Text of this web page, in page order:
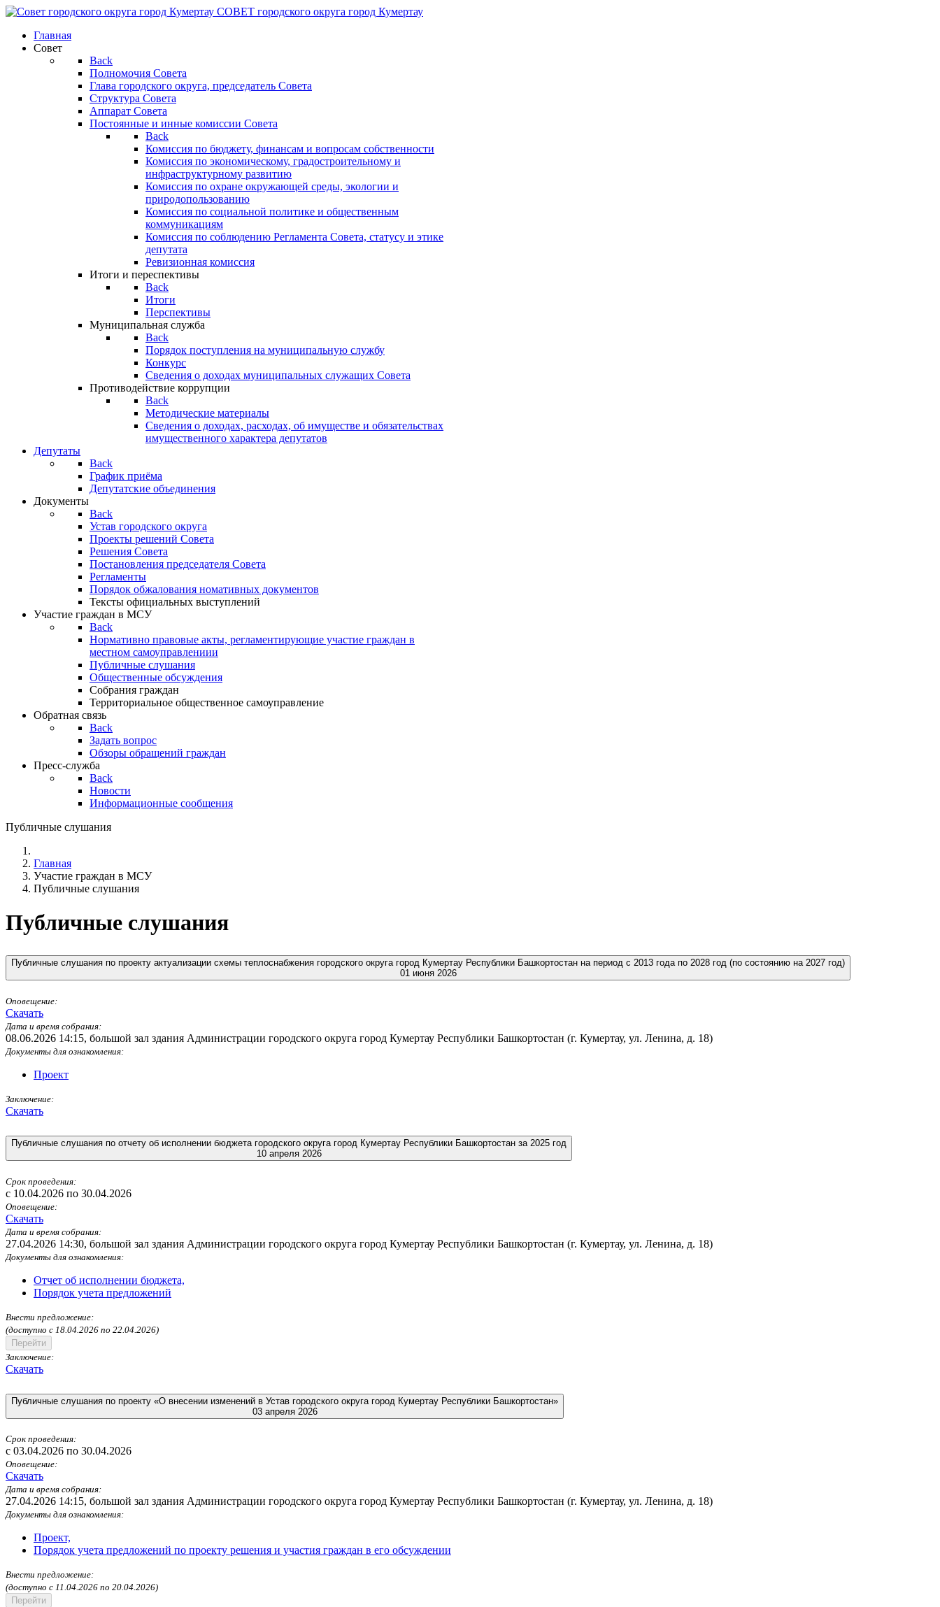
СОВЕТ городского округа город Кумертау
Главная
Совет
Back
Полномочия Совета
Глава городского округа, председатель Совета
Структура Совета
Аппарат Совета
Постоянные и инные комиссии Совета
Back
Комиссия по бюджету, финансам и вопросам собственности
Комиссия по экономическому, градостроительному и
инфраструктурному развитию
Комиссия по охране окружающей среды, экологии и
природопользованию
Комиссия по социальной политике и общественным
коммуникациям
Комиссия по соблюдению Регламента Совета, статусу и этике
депутата
Ревизионная комиссия
Итоги и переспективы
Back
Итоги
Перспективы
Муниципальная служба
Back
Порядок поступления на муниципальную службу
Конкурс
Сведения о доходах муниципальных служащих Совета
Противодействие коррупции
Back
Методические материалы
Сведения о доходах, расходах, об имуществе и обязательствах
имущественного характера депутатов
Депутаты
Back
График приёма
Депутатские объединения
Документы
Back
Устав городского округа
Проекты решений Совета
Решения Совета
Постановления председателя Совета
Регламенты
Порядок обжалования номативных документов
Тексты официальных выступлений
Участие граждан в МСУ
Back
Нормативно правовые акты, регламентирующие участие граждан в
местном самоуправлениии
Публичные слушания
Общественные обсуждения
Собрания граждан
Территориальное общественное самоуправление
Обратная связь
Back
Задать вопрос
Обзоры обращений граждан
Пресс-служба
Back
Новости
Информационные сообщения
Публичные слушания
Главная
Участие граждан в МСУ
Публичные слушания
Публичные слушания
Публичные слушания по проекту актуализации схемы теплоснабжения городского округа город Кумертау Республики Башкортостан на период с 2013 года по 2028 год (по состоянию на 2027 год)
01 июня 2026
Оповещение:
Скачать
Дата и время собрания:
08.06.2026 14:15, большой зал здания Администрации городского округа город Кумертау Республики Башкортостан (г. Кумертау, ул. Ленина, д. 18)
Документы для ознакомления:
Проект
Заключение:
Скачать
Публичные слушания по отчету об исполнении бюджета городского округа город Кумертау Республики Башкортостан за 2025 год
10 апреля 2026
Срок проведения:
c 10.04.2026 по 30.04.2026
Оповещение:
Скачать
Дата и время собрания:
27.04.2026 14:30, большой зал здания Администрации городского округа город Кумертау Республики Башкортостан (г. Кумертау, ул. Ленина, д. 18)
Документы для ознакомления:
Отчет об исполнении бюджета,
Порядок учета предложений
Внести предложение:
(доступно c 18.04.2026 по 22.04.2026)
Перейти
Заключение:
Скачать
Публичные слушания по проекту «О внесении изменений в Устав городского округа город Кумертау Республики Башкортостан»
03 апреля 2026
Срок проведения:
c 03.04.2026 по 30.04.2026
Оповещение:
Скачать
Дата и время собрания:
27.04.2026 14:15, большой зал здания Администрации городского округа город Кумертау Республики Башкортостан (г. Кумертау, ул. Ленина, д. 18)
Документы для ознакомления:
Проект,
Порядок учета предложений по проекту решения и участия граждан в его обсуждении
Внести предложение:
(доступно c 11.04.2026 по 20.04.2026)
Перейти